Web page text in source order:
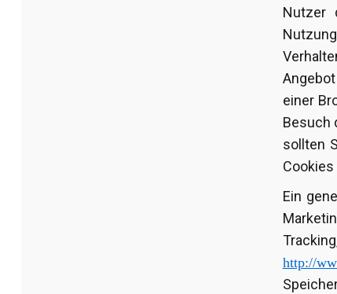
Nutzer
einer
Besuch
sollten
Ein
http://